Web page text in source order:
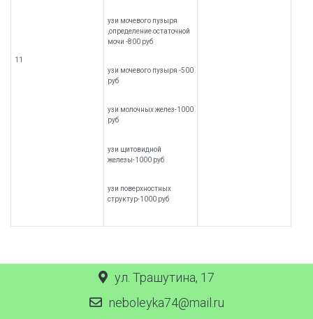
11
узи мочевого пузыря
,определение остаточной
мочи -800 руб
узи мочевого пузыря -500
руб
узи молочных желез-1000
руб
узи щитовидной
железы-1000 руб
узи поверхностных
структур-1000 руб
ул. Трашутина, 17
neboleyka74@mail.ru